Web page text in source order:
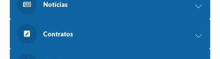
Notícias
Contratos